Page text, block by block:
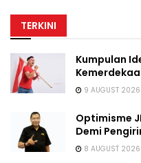
TERKINI
Kumpulan
9 AUGUST 2026
Optimisme
Demi
8 AUGUST 2026